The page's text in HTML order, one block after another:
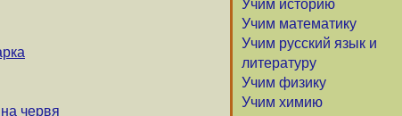
Учим историю
Учим математику
Учим русский язык и
литературу
Учим физику
Учим химию
червя